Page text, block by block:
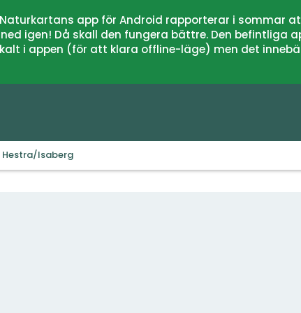
app för Android rapporterar i sommar
igen! Då skall den fungera bättre. Den befintliga
i appen (för att klara offline-läge) men det
Hestra/Isaberg